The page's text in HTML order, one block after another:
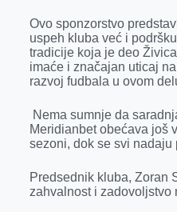
Ovo sponzorstvo
uspeh kluba već i
tradicije koja je deo
imaće i značajan uticaj
razvoj fudbala u ovom
Nema sumnje da
Meridianbet obećava još
sezoni, dok se svi nadaju
Predsednik kluba, Zoran
zahvalnost i zadovoljstvo